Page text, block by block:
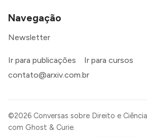
Navegação
Newsletter
Ir para publicações
Ir para cursos
contato@arxiv.com.br
©2026 Conversas sobre Direito e
com Ghost & Curie.